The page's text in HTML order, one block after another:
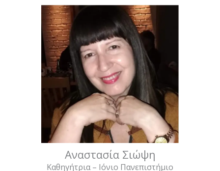
Αναστασία Σιώψη
Καθηγήτρια – Ιόνιο Πανεπιστήμιο